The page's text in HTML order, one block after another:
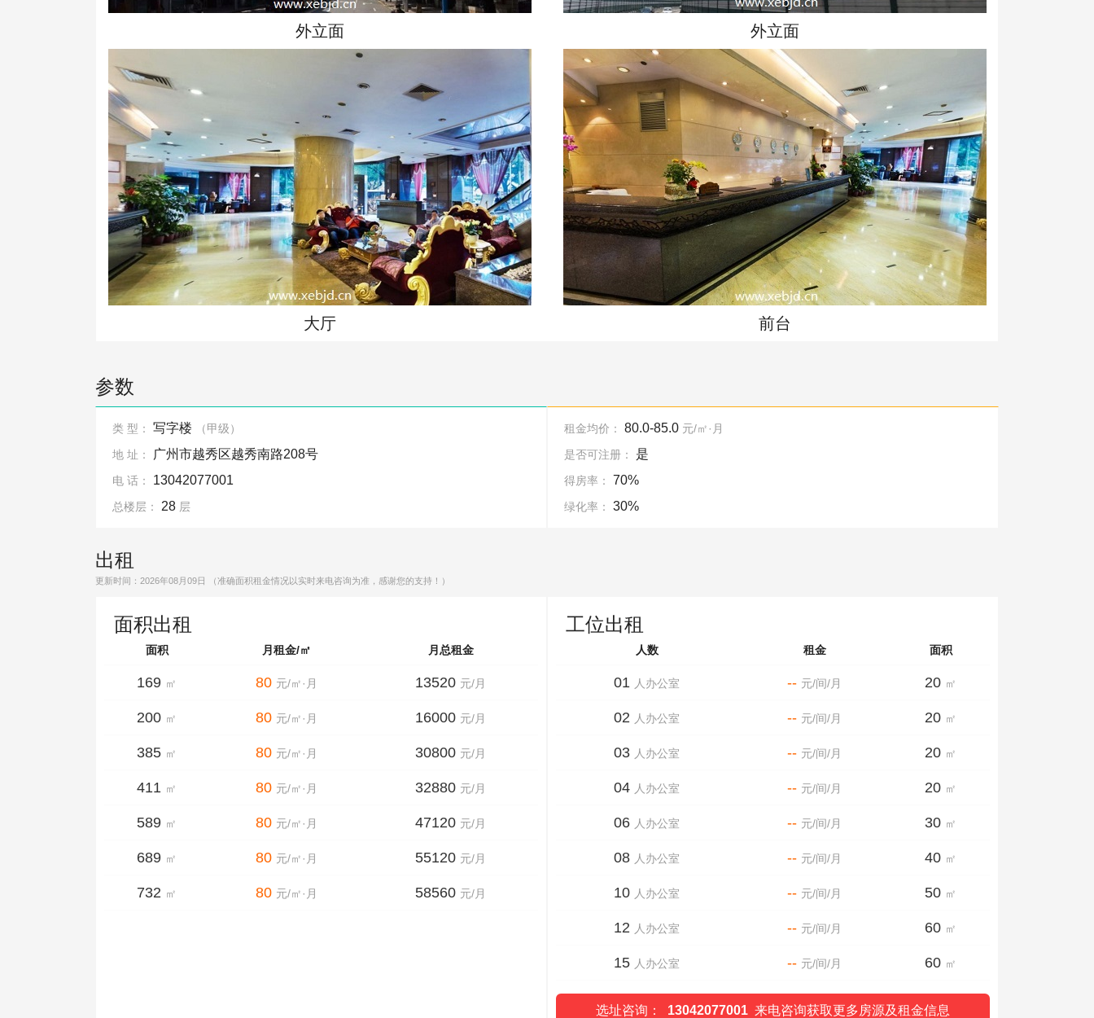
外立面 外立面
大厅 前台
参数
类 型： 写字楼
（甲级）
地 址：
广州市越秀区越秀南路208号
电 话： 13042077001
总楼层： 28 层
租金均价： 80.0-85.0 元/㎡·月
是否可注册：
是
得房率： 70%
绿化率： 30%
出租
更新时间： 2026年08月09日 （准确面积租金情况以实时来电咨询为准，感谢您的支持！）
面积出租
面积 月租金/㎡ 月总租金
169 ㎡ 80 元/㎡·月 13520 元/月
200 ㎡ 80 元/㎡·月 16000 元/月
385 ㎡ 80 元/㎡·月 30800 元/月
411 ㎡ 80 元/㎡·月 32880 元/月
589 ㎡ 80 元/㎡·月 47120 元/月
689 ㎡ 80 元/㎡·月 55120 元/月
732 ㎡ 80 元/㎡·月 58560 元/月
工位出租
人数 租金 面积
01 人办公室 -- 元/间/月 20 ㎡
02 人办公室 -- 元/间/月 20 ㎡
03 人办公室 -- 元/间/月 20 ㎡
04 人办公室 -- 元/间/月 20 ㎡
06 人办公室 -- 元/间/月 30 ㎡
08 人办公室 -- 元/间/月 40 ㎡
10 人办公室 -- 元/间/月 50 ㎡
12 人办公室 -- 元/间/月 60 ㎡
15 人办公室 -- 元/间/月 60 ㎡
选址咨询： 13042077001 来电咨询获取更多房源及租金信息